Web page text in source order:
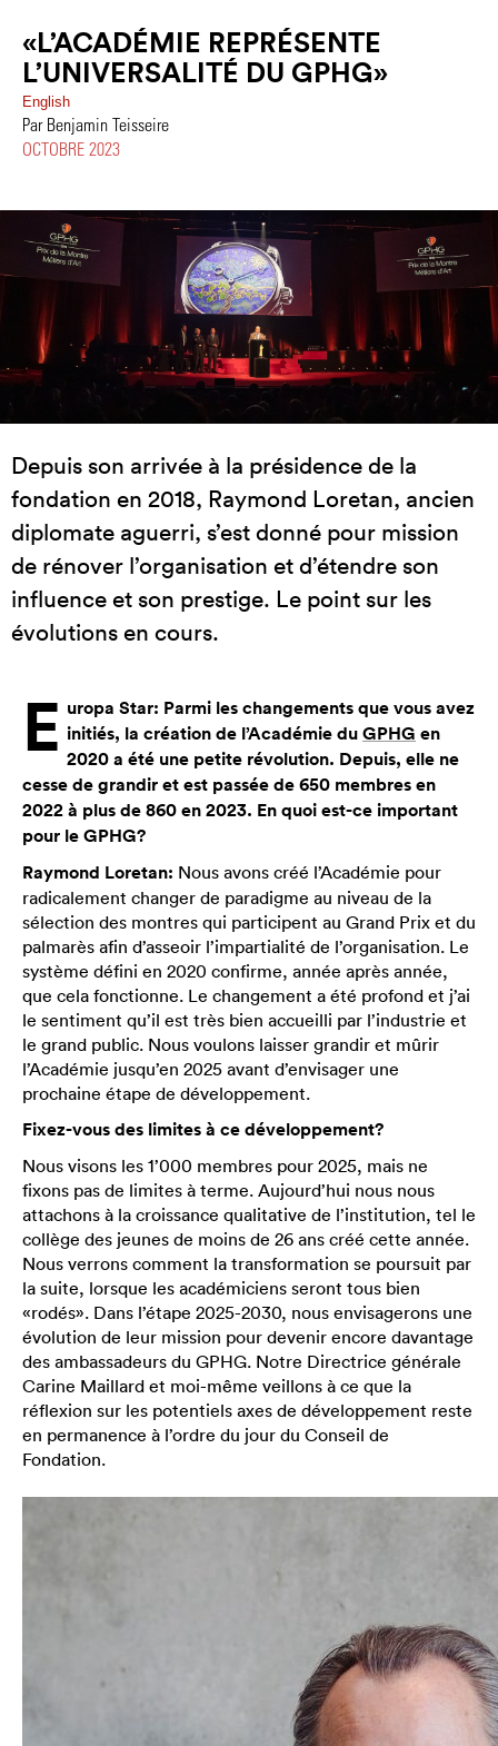
«L’ACADÉMIE REPRÉSENTE
L’UNIVERSALITÉ DU GPHG»
English
Par Benjamin Teisseire
OCTOBRE 2023
Depuis son arrivée à la présidence de la
fondation en 2018, Raymond Loretan, ancien
diplomate aguerri, s’est donné pour mission
de rénover l’organisation et d’étendre son
influence et son prestige. Le point sur les
évolutions en cours.
E uropa Star: Parmi les changements que vous avez
initiés, la création de l’Académie duGPHG en
2020 a été une petite révolution. Depuis, elle ne
cesse de grandir et est passée de 650 membres en
2022 à plus de 860 en 2023. En quoi est-ce important
pour le GPHG?
Raymond Loretan: Nous avons créé l’Académie pour
radicalement changer de paradigme au niveau de la
sélection des montres qui participent au Grand Prix et du
palmarès afin d’asseoir l’impartialité de l’organisation. Le
système défini en 2020 confirme, année après année,
que cela fonctionne. Le changement a été profond et j’ai
le sentiment qu’il est très bien accueilli par l’industrie et
le grand public. Nous voulons laisser grandir et mûrir
l’Académie jusqu’en 2025 avant d’envisager une
prochaine étape de développement.
Fixez-vous des limites à ce développement?
Nous visons les 1’000 membres pour 2025, mais ne
fixons pas de limites à terme. Aujourd’hui nous nous
attachons à la croissance qualitative de l’institution, tel le
collège des jeunes de moins de 26 ans créé cette année.
Nous verrons comment la transformation se poursuit par
la suite, lorsque les académiciens seront tous bien
«rodés». Dans l’étape 2025-2030, nous envisagerons une
évolution de leur mission pour devenir encore davantage
des ambassadeurs du GPHG. Notre Directrice générale
Carine Maillard et moi-même veillons à ce que la
réflexion sur les potentiels axes de développement reste
en permanence à l’ordre du jour du Conseil de
Fondation.